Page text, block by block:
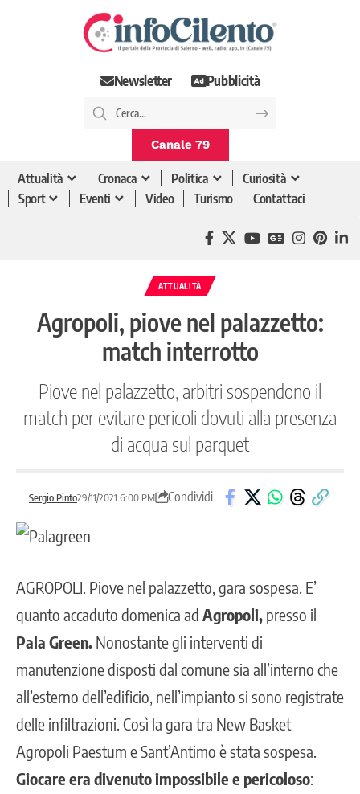
Newsletter Pubblicità
Canale 79
Attualità Cronaca Politica
Curiosità
Sport
Eventi Video Turismo Contattaci
ATTUALITÀ
Agropoli, piove nel palazzetto:
match interrotto
Piove nel palazzetto, arbitri sospendono il
match per evitare pericoli dovuti alla presenza
di acqua sul parquet
Sergio Pinto29/11/2021 6:00 PM Condividi
AGROPOLI . Piove nel palazzetto, gara sospesa. E’
quanto accaduto domenica ad Agropoli, presso il
Pala Green. Nonostante gli interventi di
manutenzione disposti dal comune sia all’interno che
all’esterno dell’edificio, nell’impianto si sono registrate
delle infiltrazioni. Così la gara tra New Basket
Agropoli Paestum e Sant’Antimo è stata sospesa.
Giocare era divenuto impossibile e pericoloso: